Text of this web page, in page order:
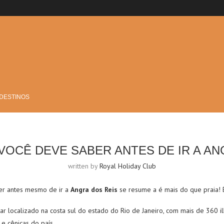
DEVE SABER ANTES DE IR A
written byRoyal Holiday Club
antes mesmo de ir a Angra dos Reis se resume a é mais do que praia!
localizado na costa sul do estado do Rio de Janeiro, com mais de 360